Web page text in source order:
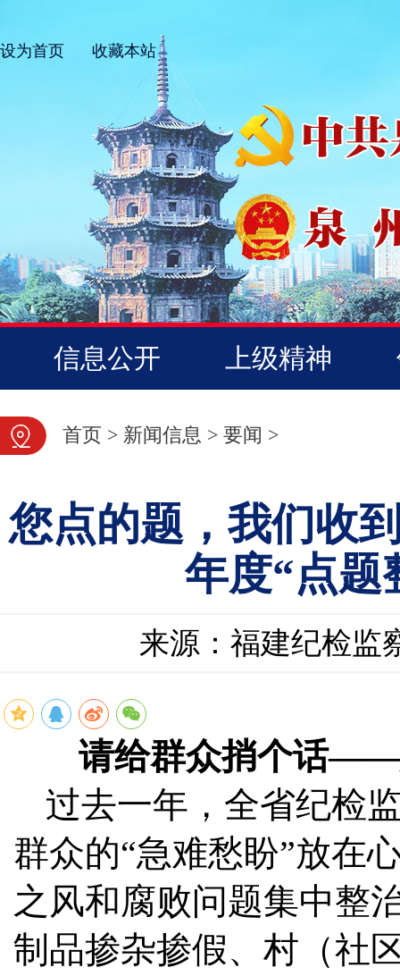
设为首页 收藏本站
信息公开 上级精神
首页 > 新闻信息 > 要闻 >
您点的题，我们收
年度“点题
来源：福建纪检监
请给群众捎个话——
过去一年，全省纪检
群众的“急难愁盼”放在
之风和腐败问题集中整
制品掺杂掺假、村（社